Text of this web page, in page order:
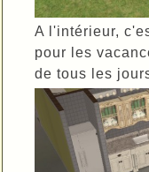
A l'intérieur,
pour les
de tous les